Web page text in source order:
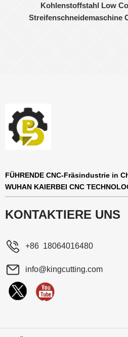
Kohlenstoffstahl Low
Streifenschneidemaschine
FÜHRENDE CNC-Fräsindustrie in
WUHAN KAIERBEI CNC
KONTAKTIERE UNS
+86 18064016480
info@kingcutting.com